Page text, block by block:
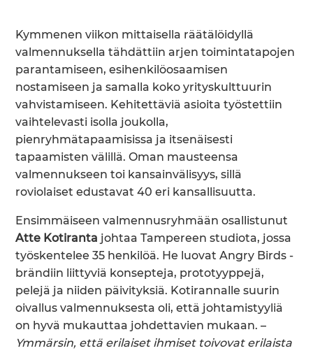
Kymmenen viikon mittaisella räätälöidyllä
valmennuksella tähdättiin arjen toimintatapojen
parantamiseen, esihenkilöosaamisen
nostamiseen ja samalla koko yrityskulttuurin
vahvistamiseen. Kehitettäviä asioita työstettiin
vaihtelevasti isolla joukolla,
pienryhmätapaamisissa ja itsenäisesti
tapaamisten välillä. Oman mausteensa
valmennukseen toi kansainvälisyys, sillä
roviolaiset edustavat 40 eri kansallisuutta.
Ensimmäiseen valmennusryhmään osallistunut
Atte Kotiranta johtaa Tampereen studiota, jossa
työskentelee 35 henkilöä. He luovat Angry Birds -
brändiin liittyviä konsepteja, prototyyppejä,
pelejä ja niiden päivityksiä. Kotirannalle suurin
oivallus valmennuksesta oli, että johtamistyyliä
on hyvä mukauttaa johdettavien mukaan. –
Ymmärsin, että erilaiset ihmiset toivovat erilaista